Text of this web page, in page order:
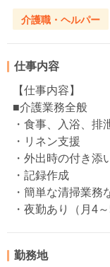
介護職・ヘルパー
仕事内容
【仕事内容】
■介護業務全般
・食事、入浴、排
・リネン支援
・外出時の付き添
・記録作成
・簡単な清掃業務
・夜勤あり（月4
勤務地